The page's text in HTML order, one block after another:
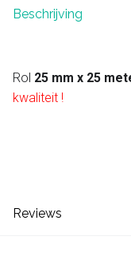
Beschrijving
Rol 25 mm x 25
kwaliteit !
Reviews